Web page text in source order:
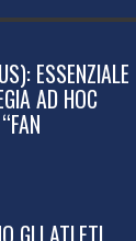
ESSENZIALE
AD HOC